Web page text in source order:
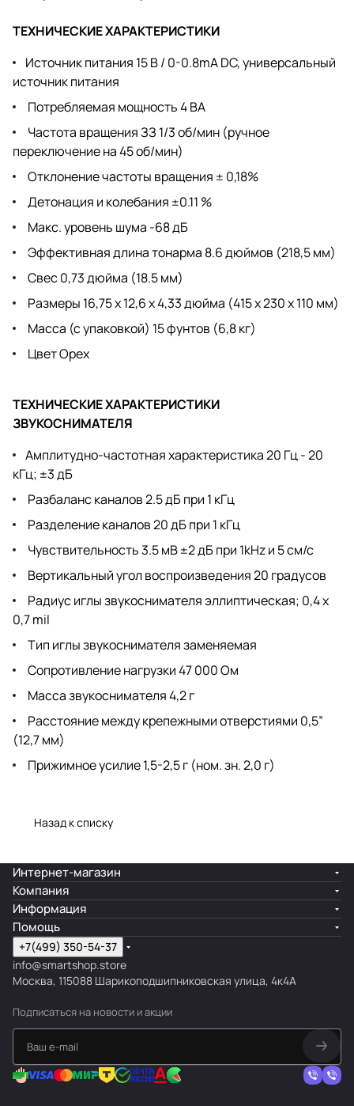
ТЕХНИЧЕСКИЕ ХАРАКТЕРИСТИКИ
Источник питания 15 В / 0-0.8mA DC, универсальный
источник питания
Потребляемая мощность 4 ВА
Частота вращения ЗЗ 1/3 об/мин (ручное
переключение на 45 об/мин)
Отклонение частоты вращения ± 0,18%
Детонация и колебания ±0.11 %
Макс. уровень шума -68 дБ
Эффективная длина тонарма 8.6 дюймов (218,5 мм)
Свес 0,73 дюйма (18.5 мм)
Размеры 16,75 x 12,6 x 4,33 дюйма (415 х 230 х 110 мм)
Масса (с упаковкой) 15 фунтов (6,8 кг)
Цвет Орех
ТЕХНИЧЕСКИЕ ХАРАКТЕРИСТИКИ
ЗВУКОСНИМАТЕЛЯ
Амплитудно-частотная характеристика 20 Гц - 20
кГц; ±3 дБ
Разбаланс каналов 2.5 дБ при 1 кГц
Разделение каналов 20 дБ при 1 кГц
Чувствительность 3.5 мВ ±2 дБ при 1kHz и 5 см/с
Вертикальный угол воспроизведения 20 градусов
Радиус иглы звукоснимателя эллиптическая; 0,4 х
0,7 mil
Тип иглы звукоснимателя заменяемая
Сопротивление нагрузки 47 000 Ом
Масса звукоснимателя 4,2 г
Расстояние между крепежными отверстиями 0,5”
(12,7 мм)
Прижимное усилие 1,5-2,5 г (ном. зн. 2,0 г)
Назад к списку
Интернет-магазин
Компания
Информация
Помощь
+7(499) 350-54-37
info@smartshop.store
Москва, 115088 Шарикоподшипниковская улица, 4к4А
Подписаться на новости и акции